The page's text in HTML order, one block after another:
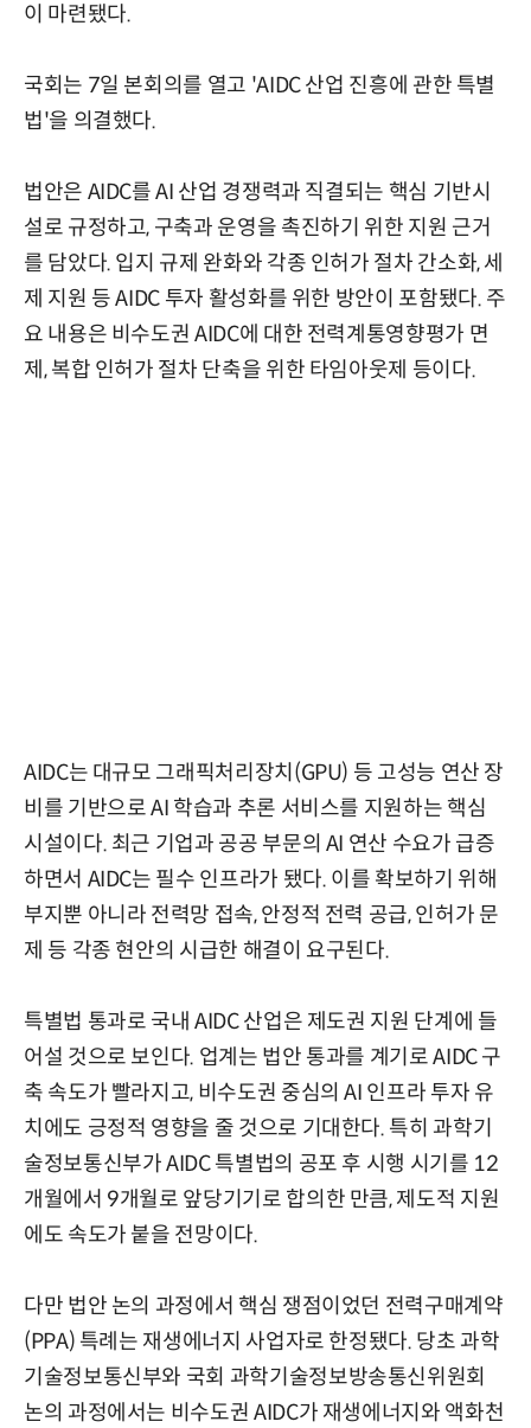
이 마련됐다.
국회는 7일 본회의를 열고 'AIDC 산업 진흥에 관한 특별
법'을 의결했다.
법안은 AIDC를 AI 산업 경쟁력과 직결되는 핵심 기반시
설로 규정하고, 구축과 운영을 촉진하기 위한 지원 근거
를 담았다. 입지 규제 완화와 각종 인허가 절차 간소화, 세
제 지원 등 AIDC 투자 활성화를 위한 방안이 포함됐다. 주
요 내용은 비수도권 AIDC에 대한 전력계통영향평가 면
제, 복합 인허가 절차 단축을 위한 타임아웃제 등이다.
AIDC는 대규모 그래픽처리장치(GPU) 등 고성능 연산 장
비를 기반으로 AI 학습과 추론 서비스를 지원하는 핵심
시설이다. 최근 기업과 공공 부문의 AI 연산 수요가 급증
하면서 AIDC는 필수 인프라가 됐다. 이를 확보하기 위해
부지뿐 아니라 전력망 접속, 안정적 전력 공급, 인허가 문
제 등 각종 현안의 시급한 해결이 요구된다.
특별법 통과로 국내 AIDC 산업은 제도권 지원 단계에 들
어설 것으로 보인다. 업계는 법안 통과를 계기로 AIDC 구
축 속도가 빨라지고, 비수도권 중심의 AI 인프라 투자 유
치에도 긍정적 영향을 줄 것으로 기대한다. 특히 과학기
술정보통신부가 AIDC 특별법의 공포 후 시행 시기를 12
개월에서 9개월로 앞당기기로 합의한 만큼, 제도적 지원
에도 속도가 붙을 전망이다.
다만 법안 논의 과정에서 핵심 쟁점이었던 전력구매계약
(PPA) 특례는 재생에너지 사업자로 한정됐다. 당초 과학
기술정보통신부와 국회 과학기술정보방송통신위원회
논의 과정에서는 비수도권 AIDC가 재생에너지와 액화천